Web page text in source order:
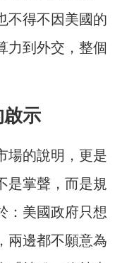
不得不因美國的
力到外交，整個
示
場的說明，更是
是掌聲，而是規
：美國政府只想
兩邊都不願意為